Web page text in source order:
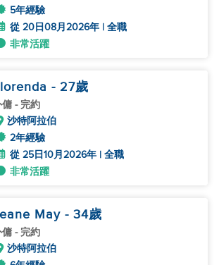
5年經驗
從 20日08月2026年 | 全職
非常活躍
- 27歲
傭 - 完約
沙特阿拉伯
2年經驗
從 25日10月2026年 | 全職
非常活躍
May - 34歲
傭 - 完約
沙特阿拉伯